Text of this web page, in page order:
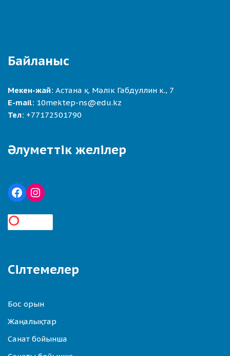
Байланыс
Мекен-жай: Астана қ. Мәлік Габдуллин к., 7
E-mail: 10mektep-ns@edu.kz
Тел: +77172501790
Әлуметтік желілер
Сілтемелер
Бос орын
Жаңалықтар
Санат бойынша